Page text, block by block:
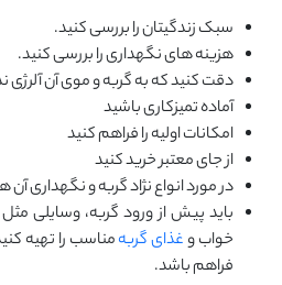
سبک زندگیتان را بررسی کنید.
هزینه های نگهداری را بررسی کنید.
دقت کنید که به گربه و موی آن آلرژی
آماده تمیزکاری باشید
امکانات اولیه را فراهم کنید
از جای معتبر خرید کنید
در مورد انواع نژاد گربه و نگهداری
باید پیش از ورود گربه، وسایلی
خواب وغذای گربهمناسب را تهیه
فراهم باشد.